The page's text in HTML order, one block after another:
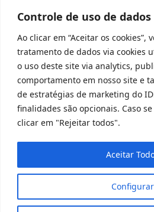
Controle de uso de dados
Ao clicar em “Aceitar os cookies”,
tratamento de dados via cookies
o uso deste site via analytics,
comportamento em nosso site e
de estratégias de marketing do
finalidades são opcionais. Caso
clicar em "Rejeitar todos".
Configurar
Aceitar
Consulte aqui o cadastro